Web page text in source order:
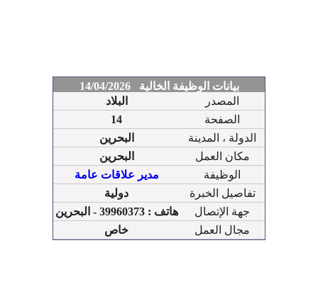
بيانات الوظيفة الخالية 14/04/2026
البلاد
المصدر
14
الصفحة
البحرين
الدولة ، المدينة
البحرين
مكان العمل
مدير علاقات عامة
الوظيفة
دولية
تفاصيل الخبرة
هاتف : 39960373 - البحرين
جهة الإتصال
خاص
مجال العمل